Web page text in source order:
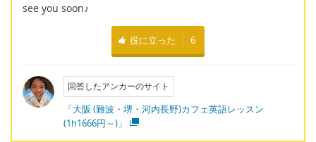
see you soon♪
役に立った 6
回答したアンカーのサイト
「大阪 (難波・堺・河内長野)カフェ英語レッスン
(1h1666円～)」